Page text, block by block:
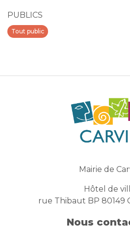
PUBLICS
Tout public
Mairie de
Hôtel de
rue Thibaut BP 80149
Nous